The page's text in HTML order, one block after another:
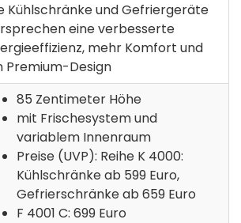
Kühlschränke und Gefriergeräte
eine verbesserte
mehr Komfort und
Premium-Design
85 Zentimeter Höhe
mit Frischesystem und
variablem Innenraum
Preise (UVP): Reihe K 4000:
Kühlschränke ab 599 Euro,
Gefrierschränke ab 659 Euro
F 4001 C: 699 Euro